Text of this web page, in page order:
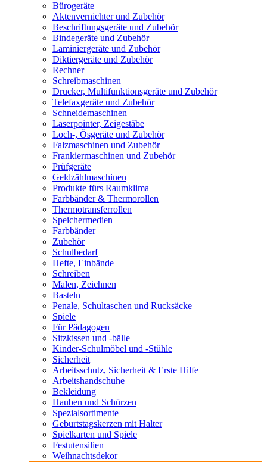
Bürogeräte
Aktenvernichter und Zubehör
Beschriftungsgeräte und Zubehör
Bindegeräte und Zubehör
Laminiergeräte und Zubehör
Diktiergeräte und Zubehör
Rechner
Schreibmaschinen
Drucker, Multifunktionsgeräte und Zubehör
Telefaxgeräte und Zubehör
Schneidemaschinen
Laserpointer, Zeigestäbe
Loch-, Ösgeräte und Zubehör
Falzmaschinen und Zubehör
Frankiermaschinen und Zubehör
Prüfgeräte
Geldzählmaschinen
Produkte fürs Raumklima
Farbbänder & Thermorollen
Thermotransferrollen
Speichermedien
Farbbänder
Zubehör
Schulbedarf
Hefte, Einbände
Schreiben
Malen, Zeichnen
Basteln
Penale, Schultaschen und Rucksäcke
Spiele
Für Pädagogen
Sitzkissen und -bälle
Kinder-Schulmöbel und -Stühle
Sicherheit
Arbeitsschutz, Sicherheit & Erste Hilfe
Arbeitshandschuhe
Bekleidung
Hauben und Schürzen
Spezialsortimente
Geburtstagskerzen mit Halter
Spielkarten und Spiele
Festutensilien
Weihnachtsdekor